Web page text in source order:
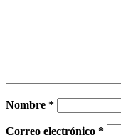
Nombre *
Correo electrónico *